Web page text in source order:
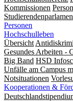
Kommissionen
Personen
Hochschulleben
Übersicht
Gesundes Arbeiten -
Big Band HSD
Unfälle am Campus
Notsituationen
Kooperationen &